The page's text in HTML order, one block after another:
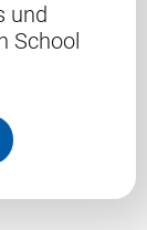
und
School